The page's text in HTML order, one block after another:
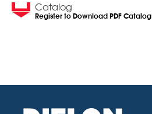
Catalog
Register to Download PDF Catalog